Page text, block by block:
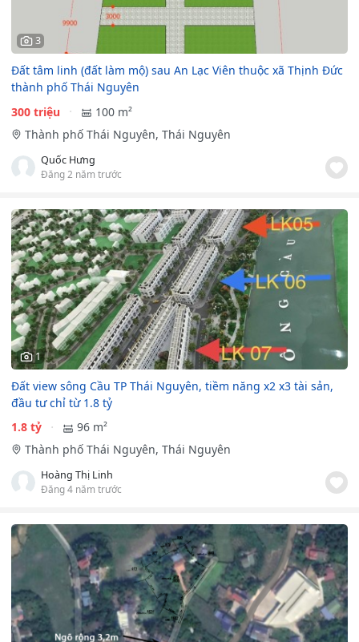
3
Đất tâm linh (đất làm mộ) sau An Lạc Viên thuộc xã Thịnh Đức
thành phố Thái Nguyên
300 triệu
100 m²
Thành phố Thái Nguyên, Thái Nguyên
Quốc Hưng
Đăng 2 năm trước
1
Đất view sông Cầu TP Thái Nguyên, tiềm năng x2 x3 tài sản,
đầu tư chỉ từ 1.8 tỷ
1.8 tỷ
96 m²
Thành phố Thái Nguyên, Thái Nguyên
Hoàng Thị Linh
Đăng 4 năm trước